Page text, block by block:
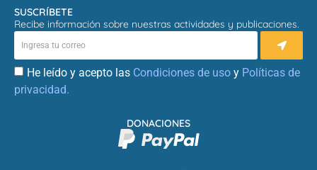
SUSCRÍBETE
Recibe información sobre nuestras actividades y publicaciones.
He leído y acepto las Condiciones de uso y Políticas de
privacidad.
DONACIONES